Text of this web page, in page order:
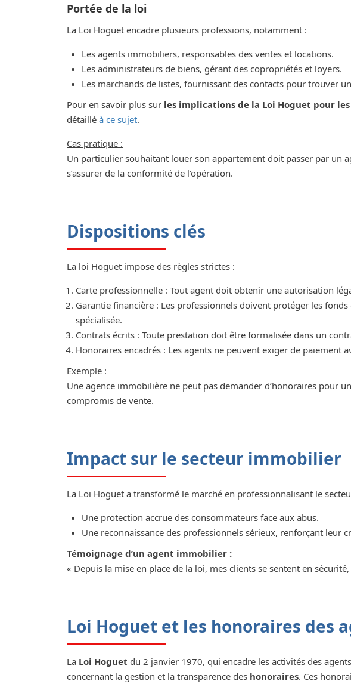
Portée de la loi
La Loi Hoguet encadre plusieurs professions, notamment :
Les agents immobiliers, responsables des ventes et locations.
Les administrateurs de biens, gérant des copropriétés et loyers.
Les marchands de listes, fournissant des contacts pour trouver
Pour en savoir plus sur les implications de la Loi Hoguet pour
détaillé à ce sujet.
Cas pratique :
Un particulier souhaitant louer son appartement doit passer par un
s’assurer de la conformité de l’opération.
Dispositions clés
La loi Hoguet impose des règles strictes :
Carte professionnelle : Tout agent doit obtenir une autorisation
Garantie financière : Les professionnels doivent protéger les
spécialisée.
Contrats écrits : Toute prestation doit être formalisée dans un
Honoraires encadrés : Les agents ne peuvent exiger de paiement
Exemple :
Une agence immobilière ne peut pas demander d’honoraires pour
compromis de vente.
Impact sur le secteur immobilier
La Loi Hoguet a transformé le marché en professionnalisant le
Une protection accrue des consommateurs face aux abus.
Une reconnaissance des professionnels sérieux, renforçant leur
Témoignage d’un agent immobilier :
« Depuis la mise en place de la loi, mes clients se sentent en
Loi Hoguet et les honoraires des
La Loi Hoguet du 2 janvier 1970, qui encadre les activités des
concernant la gestion et la transparence des honoraires. Ces